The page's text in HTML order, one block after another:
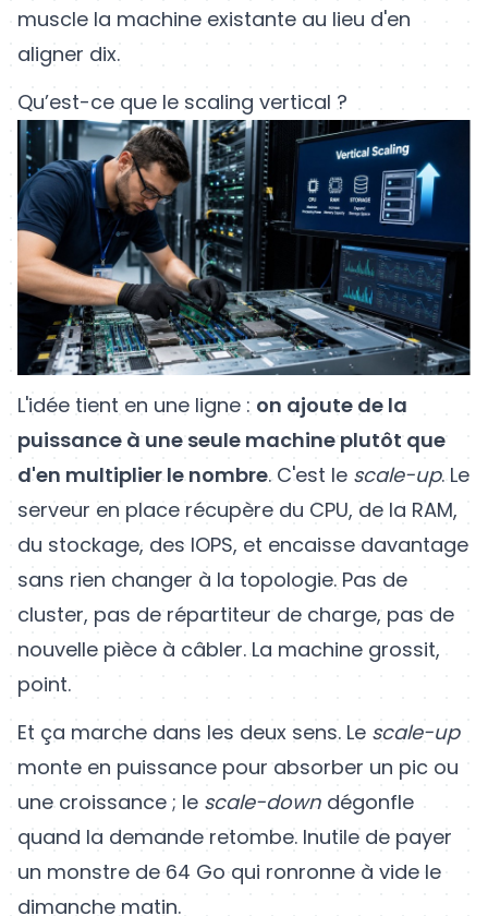
muscle la machine existante au lieu d'en
aligner dix.
Qu’est-ce que le scaling vertical ?
L'idée tient en une ligne : on ajoute de la
puissance à une seule machine plutôt que
d'en multiplier le nombre. C'est le scale-up. Le
serveur en place récupère du CPU, de la RAM,
du stockage, des IOPS, et encaisse davantage
sans rien changer à la topologie. Pas de
cluster, pas de répartiteur de charge, pas de
nouvelle pièce à câbler. La machine grossit,
point.
Et ça marche dans les deux sens. Le scale-up
monte en puissance pour absorber un pic ou
une croissance ; le scale-down dégonfle
quand la demande retombe. Inutile de payer
un monstre de 64 Go qui ronronne à vide le
dimanche matin.